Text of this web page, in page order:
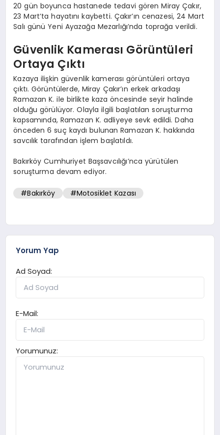
20 gün boyunca hastanede tedavi gören Miray Çakır,
23 Mart’ta hayatını kaybetti. Çakır’ın cenazesi, 24 Mart
Salı günü Yeni Ayazağa Mezarlığı’nda toprağa verildi.
Güvenlik Kamerası Görüntüleri
Ortaya Çıktı
Kazaya ilişkin güvenlik kamerası görüntüleri ortaya
çıktı. Görüntülerde, Miray Çakır’ın erkek arkadaşı
Ramazan K. ile birlikte kaza öncesinde seyir halinde
olduğu görülüyor. Olayla ilgili başlatılan soruşturma
kapsamında, Ramazan K. adliyeye sevk edildi. Daha
önceden 6 suç kaydı bulunan Ramazan K. hakkında
savcılık tarafından işlem başlatıldı.
Bakırköy Cumhuriyet Başsavcılığı’nca yürütülen
soruşturma devam ediyor.
#Bakırköy #Motosiklet Kazası
Yorum Yap
Ad Soyad:
E-Mail:
Yorumunuz: